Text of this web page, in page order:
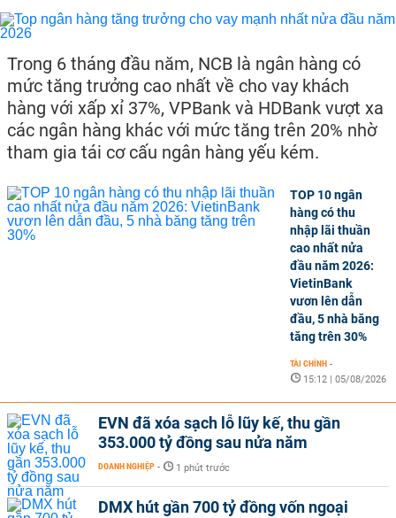
Trong 6 tháng đầu năm, NCB là ngân hàng có
mức tăng trưởng cao nhất về cho vay khách
hàng với xấp xỉ 37%, VPBank và HDBank vượt xa
các ngân hàng khác với mức tăng trên 20% nhờ
tham gia tái cơ cấu ngân hàng yếu kém.
TOP 10 ngân
hàng có thu
nhập lãi thuần
cao nhất nửa
đầu năm 2026:
VietinBank
vươn lên dẫn
đầu, 5 nhà băng
tăng trên 30%
TÀI CHÍNH -
15:12 | 05/08/2026
EVN đã xóa sạch lỗ lũy kế, thu gần
353.000 tỷ đồng sau nửa năm
DOANH NGHIỆP - 1 phút trước
DMX hút gần 700 tỷ đồng vốn ngoại